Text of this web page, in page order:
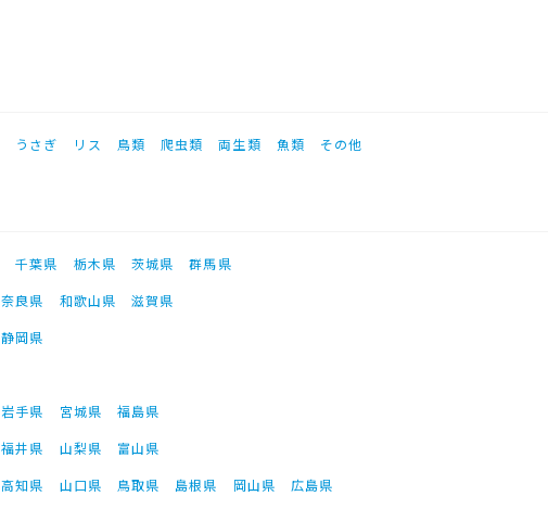
うさぎ リス 鳥類 爬虫類 両生類 魚類 その他
千葉県 栃木県 茨城県
群馬県
奈良県 和歌山県
滋賀県
静岡県
岩手県 宮城県
福島県
福井県 山梨県
富山県
高知県 山口県 鳥取県 島根県 岡山県
広島県